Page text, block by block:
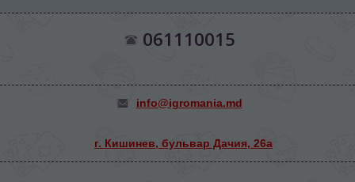
061110015
info@igromania.md
г. Кишинев, бульвар Дачия, 26а